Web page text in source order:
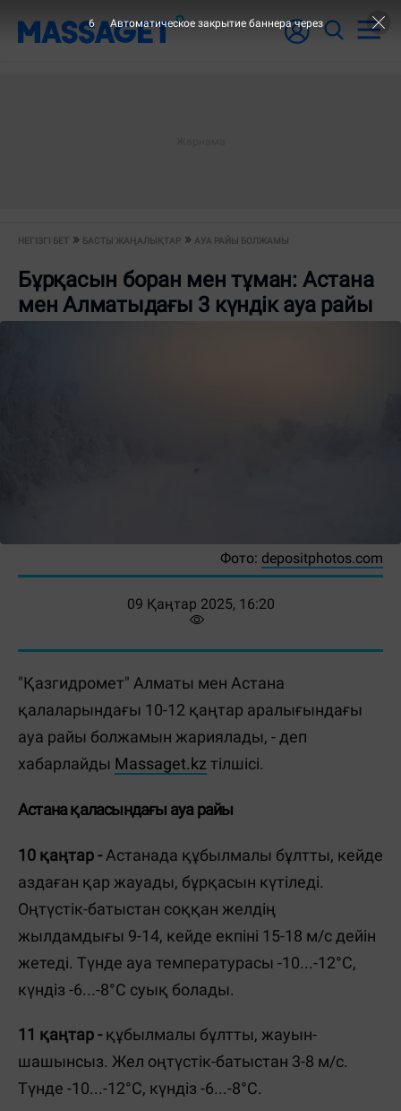
НЕГІЗГІ БЕТ БАСТЫ ЖАҢАЛЫҚТАР АУА РАЙЫ БОЛЖАМЫ
Бұрқасын боран мен тұман: Астана
мен Алматыдағы 3 күндік ауа райы
Фото: depositphotos.com
09 Қаңтар 2025, 16:20
"Қазгидромет" Алматы мен Астана
қалаларындағы 10-12 қаңтар аралығындағы
ауа райы болжамын жариялады, - деп
хабарлайды Massaget.kzтілшісі.
Астана қаласындағы ауа райы
10 қаңтар -Астанада құбылмалы бұлтты, кейде
аздаған қар жауады, бұрқасын күтіледі.
Оңтүстік-батыстан соққан желдің
жылдамдығы 9-14, кейде екпіні 15-18 м/с дейін
жетеді. Түнде ауа температурасы -10...-12°C,
күндіз -6...-8°C суық болады.
11 қаңтар -құбылмалы бұлтты, жауын-
шашынсыз. Жел оңтүстік-батыстан 3-8 м/с.
Түнде -10...-12°C, күндіз -6...-8°C.
6 Автоматическое закрытие баннера через